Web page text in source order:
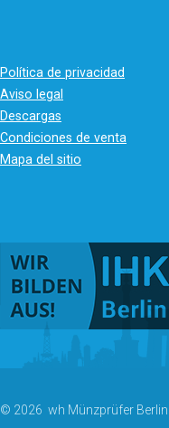
Política de privacidad
Aviso legal
Descargas
Condiciones de venta
Mapa del sitio
© 2026 wh Münzprüfer